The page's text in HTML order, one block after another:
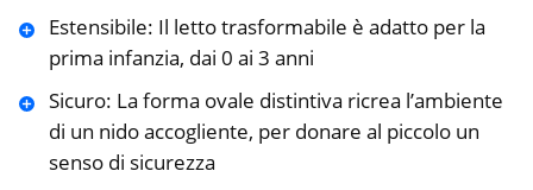
Estensibile: Il letto trasformabile è adatto per la
prima infanzia, dai 0 ai 3 anni
Sicuro: La forma ovale distintiva ricrea l’ambiente
di un nido accogliente, per donare al piccolo un
senso di sicurezza